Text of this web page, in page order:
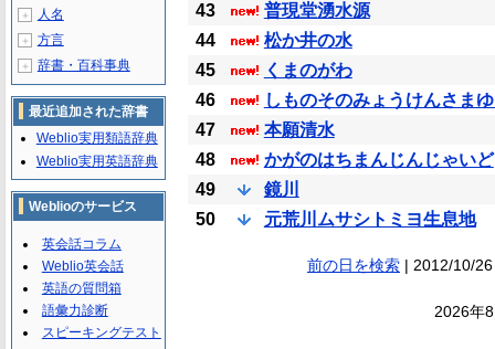
43
普現堂湧水源
44
松か井の水
45
くまのがわ
46
しものそのみょうけんさま
47
本願清水
48
かがのはちまんじんじゃいど
49
鏡川
50
元荒川ムサシトミヨ生息地
前の日を検索| 2012/10/
2026年
＋ 人名
＋ 方言
＋ 辞書・百科事典
最近追加された辞書
Weblio実用類語辞典
Weblio実用英語辞典
Weblioのサービス
英会話コラム
Weblio英会話
英語の質問箱
語彙力診断
スピーキングテスト